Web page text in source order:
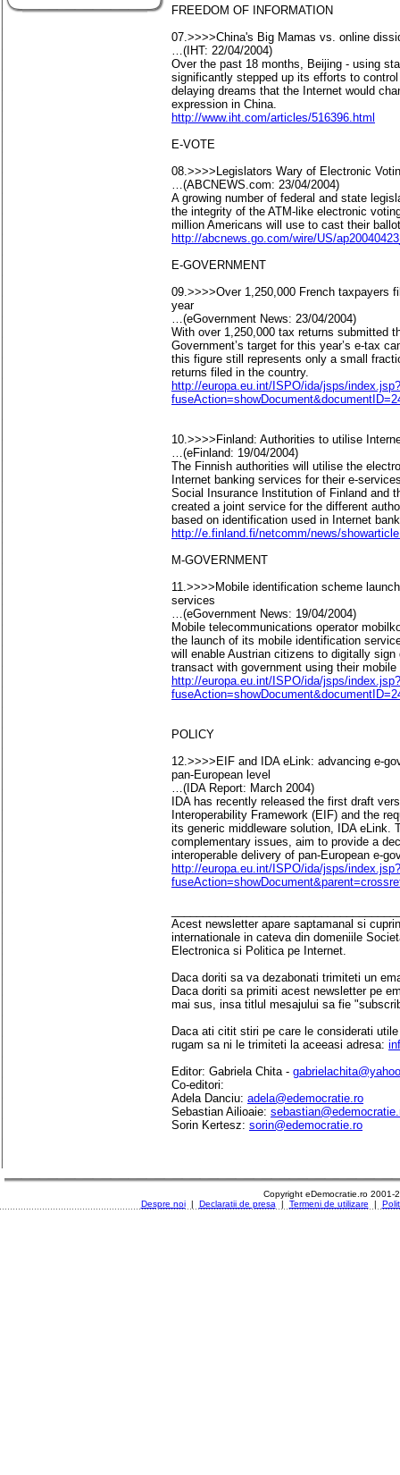
FREEDOM OF INFORMATION
07.>>>>China's Big Mamas vs. online
…(IHT: 22/04/2004)
Over the past 18 months, Beijing - using
significantly stepped up its efforts to
delaying dreams that the Internet would
expression in China.
http://www.iht.com/articles/516396.html
E-VOTE
08.>>>>Legislators Wary of Electronic
…(ABCNEWS.com: 23/04/2004)
A growing number of federal and state
the integrity of the ATM-like electronic
million Americans will use to cast their
http://abcnews.go.com/wire/US/
E-GOVERNMENT
09.>>>>Over 1,250,000 French taxpayers
year
…(eGovernment News: 23/04/2004)
With over 1,250,000 tax returns submitted
Government’s target for this year’s e-tax
this figure still represents only a small
returns filed in the country.
http://europa.eu.int/ISPO/ida/jsps/index.jsp?
10.>>>>Finland: Authorities to utilise
…(eFinland: 19/04/2004)
The Finnish authorities will utilise the
Internet banking services for their e-
Social Insurance Institution of Finland and
created a joint service for the different
based on identification used in Internet
http://e.finland.fi/netcomm/news/
M-GOVERNMENT
11.>>>>Mobile identification scheme
services
…(eGovernment News: 19/04/2004)
Mobile telecommunications operator
the launch of its mobile identification
will enable Austrian citizens to digitally
transact with government using their mobile
http://europa.eu.int/ISPO/ida/jsps/index.jsp?
POLICY
12.>>>>EIF and IDA eLink: advancing e-
pan-European level
…(IDA Report: March 2004)
IDA has recently released the first draft
Interoperability Framework (EIF) and the
its generic middleware solution, IDA eLink.
complementary issues, aim to provide a
interoperable delivery of pan-European e-
http://europa.eu.int/ISPO/ida/jsps/index.jsp?
Acest newsletter apare saptamanal si
internationale in cateva din domeniile
Electronica si Politica pe Internet.
Daca doriti sa va dezabonati trimiteti un
Daca doriti sa primiti acest newsletter pe
mai sus, insa titlul mesajului sa fie
Daca ati citit stiri pe care le considerati
rugam sa ni le trimiteti la aceeasi adresa:
Editor: Gabriela Chita -
Co-editori:
Adela Danciu: adela@edemocratie.ro
Sebastian Ailioaie:
Sorin Kertesz: sorin@edemocratie.ro
Copyright eDemocratie.ro 2001-
Despre noi| Declaratii de presa | Termeni de utilizare |